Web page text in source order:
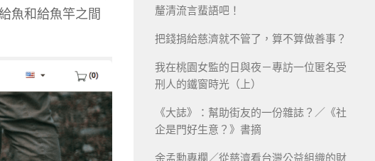
魚和給魚竿之間
釐清流言蜚語吧！
把錢捐給慈濟就不管了，算不算做善事？
我在桃園女監的日與夜－專訪一位匿名受
刑人的鐵窗時光（上）
《大誌》：幫助街友的一份雜誌？／《社
企是門好生意？》書摘
余孟勳專欄／從慈濟看台灣公益組織的財